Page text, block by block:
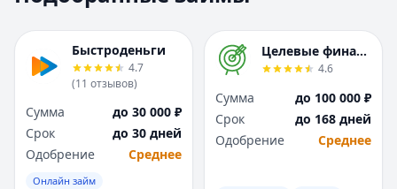
Н
Набережные Челны
Новокузнецк
Новосибирск
О
Н
Набережные
Новокузнецк
Новосибирск
О
Быстроденьги
4.7
(11 отзывов)
Сумма
до 30 000 ₽
Срок
до 30 дней
Одобрение
Среднее
Онлайн займ
Целевые финансы
4.6
Сумма
до 100 000 ₽
Срок
до 168 дней
Одобрение
Среднее